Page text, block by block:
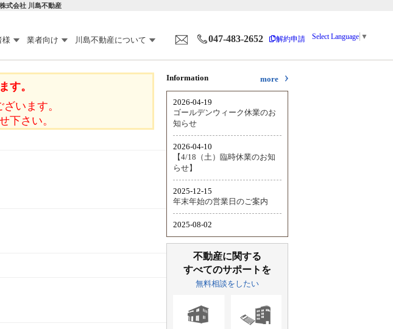
式会社 川島不動産
様 業者向け 川島不動産について 047-483-2652 解約申請 Select Language ▼
す。
います。
下さい。
Information more
不動産に関する
すべてのサポートを
無料相談をしたい